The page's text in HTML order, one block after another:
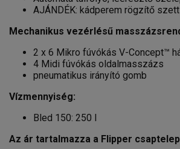
AJÁNDÉK: kádperem rögzítő szett
Mechanikus vezérlésű
2 x 6 Mikro fúvókás V-Concept™
4 Midi fúvókás oldalmasszázs
pneumatikus irányító gomb
Vízmennyiség:
Bled 150: 250 l
Az ár tartalmazza a Flipper